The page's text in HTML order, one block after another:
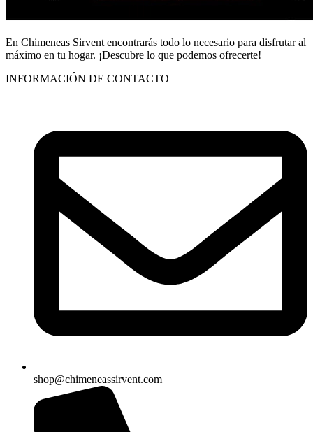
En Chimeneas Sirvent encontrarás todo lo necesario para disfrutar al
máximo en tu hogar. ¡Descubre lo que podemos ofrecerte!
INFORMACIÓN DE CONTACTO
shop@chimeneassirvent.com